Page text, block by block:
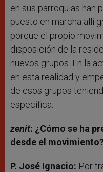
en sus parroquias han
puesto en marcha allí
porque el propio
disposición de la
nuevos grupos. En la
en esta realidad y
de esos grupos
específica.
zenit: ¿Cómo se ha
desde el
P. José Ignacio: Por